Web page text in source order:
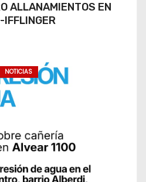
ALLANAMIENTOS EN
IFFLINGER
NOTICIAS